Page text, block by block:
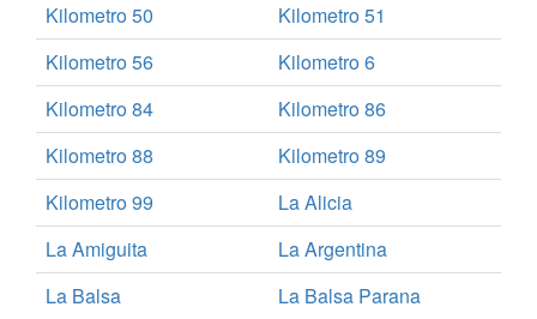
Kilometro 50
Kilometro 51
Kilometro 56
Kilometro 6
Kilometro 84
Kilometro 86
Kilometro 88
Kilometro 89
Kilometro 99
La Alicia
La Amiguita
La Argentina
La Balsa
La Balsa Parana